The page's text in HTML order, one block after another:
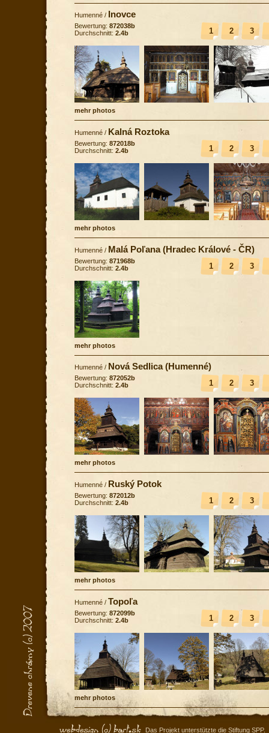
Humenné / Inovce
1 2 3
Bewertung: 872038b
Durchschnitt: 2.4b
mehr photos
Humenné / Kalná Roztoka
1 2 3
Bewertung: 872018b
Durchschnitt: 2.4b
mehr photos
Humenné / Malá Poľana (Hradec Králové - ČR)
1 2 3
Bewertung: 871968b
Durchschnitt: 2.4b
mehr photos
Humenné / Nová Sedlica (Humenné)
1 2 3
Bewertung: 872052b
Durchschnitt: 2.4b
mehr photos
Humenné / Ruský Potok
1 2 3
Bewertung: 872012b
Durchschnitt: 2.4b
mehr photos
Humenné / Topoľa
1 2 3
Bewertung: 872099b
Durchschnitt: 2.4b
mehr photos
Das Projekt unterstützte die Stiftung SPP.